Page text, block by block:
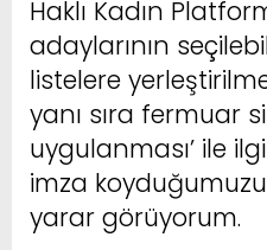
Haklı Kadın
adaylarının
listelere
yanı sıra fermuar
uygulanması’ ile
imza
yarar görüyorum.